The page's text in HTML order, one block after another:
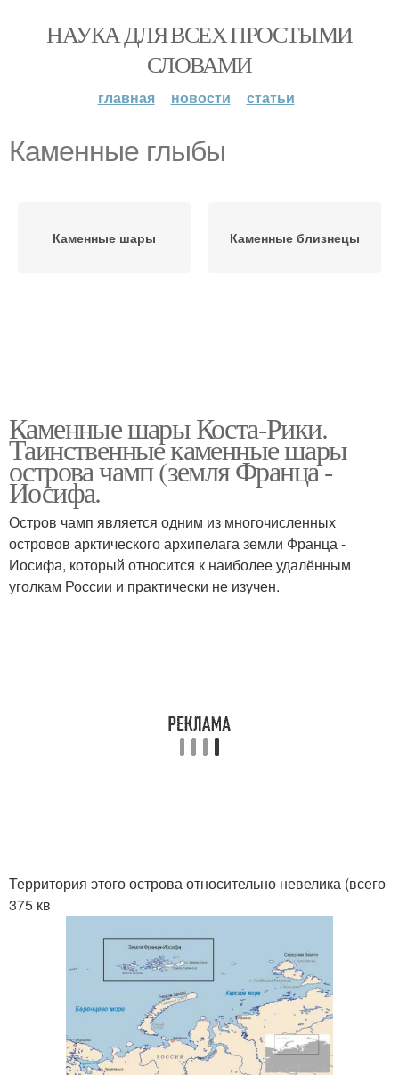
НАУКА ДЛЯ ВСЕХ ПРОСТЫМИ
СЛОВАМИ
главная новости статьи
Каменные глыбы
Каменные шары Каменные близнецы
Каменные шары Коста-Рики.
Таинственные каменные шары
острова чамп (земля Франца -
Иосифа.
Остров чамп является одним из многочисленных
островов арктического архипелага земли Франца -
Иосифа, который относится к наиболее удалённым
уголкам России и практически не изучен.
Территория этого острова относительно невелика (всего
375 кв